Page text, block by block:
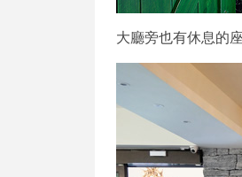
大廳旁也有休息的